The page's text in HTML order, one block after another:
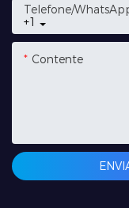
+1
Telefone/
Contente